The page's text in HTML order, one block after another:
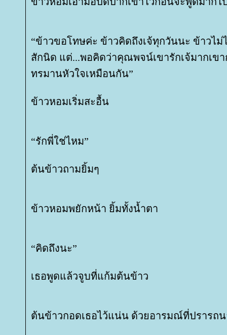
“ข้าวขอโทษค่ะ ข้าวคิดถึงเจ้ทุกวันนะ ข้าวไ
สักนิด แต่...พอคิดว่าคุณพจน์เขารักเจ้มากเข
ทรมานหัวใจเหมือนกัน”
ข้าวหอมเริ่มสะอื้น
“รักพี่ใช่ไหม”
ต้นข้าวถามยิ้มๆ
ข้าวหอมพยักหน้า ยิ้มทั้งน้ำตา
“คิดถึงนะ”
เธอพูดแล้วจูบที่แก้มต้นข้าว
ต้นข้าวกอดเธอไว้แน่น ด้วยอารมณ์ที่ปรารถ